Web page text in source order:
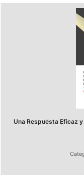
Una Respuesta Eficaz